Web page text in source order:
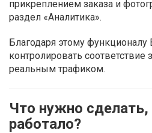
прикреплением заказа и
раздел «Аналитика».
Благодаря этому функционалу
контролировать
реальным трафиком.
Что нужно
работало?